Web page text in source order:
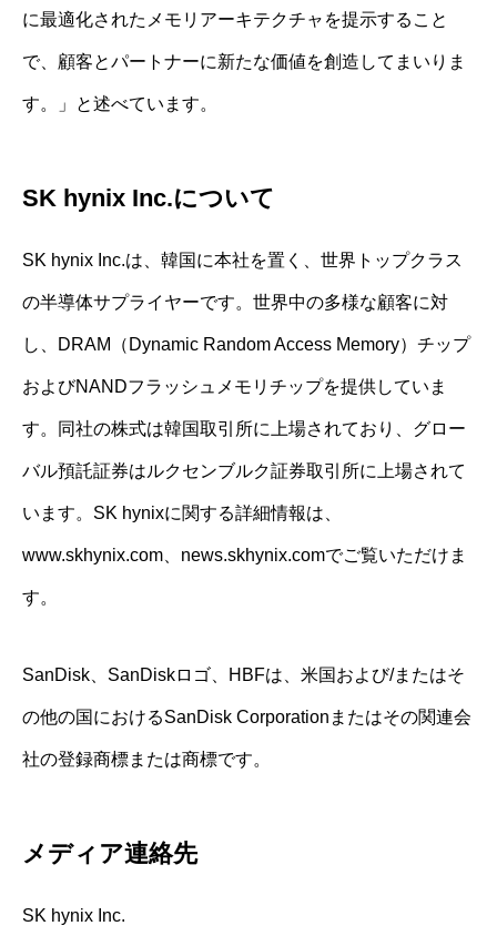
に最適化されたメモリアーキテクチャを提示すること
で、顧客とパートナーに新たな価値を創造してまいりま
す。」と述べています。
SK hynix Inc.について
SK hynix Inc.は、韓国に本社を置く、世界トップクラス
の半導体サプライヤーです。世界中の多様な顧客に対
し、DRAM（Dynamic Random Access Memory）チップ
およびNANDフラッシュメモリチップを提供していま
す。同社の株式は韓国取引所に上場されており、グロー
バル預託証券はルクセンブルク証券取引所に上場されて
います。SK hynixに関する詳細情報は、
www.skhynix.com、news.skhynix.comでご覧いただけま
す。
SanDisk、SanDiskロゴ、HBFは、米国および/またはそ
の他の国におけるSanDisk Corporationまたはその関連会
社の登録商標または商標です。
メディア連絡先
SK hynix Inc.